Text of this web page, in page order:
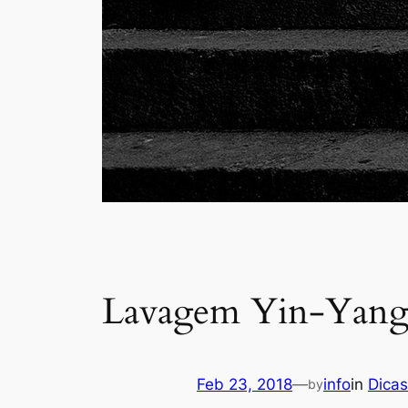
Lavagem Yin-Yang
Feb 23, 2018—byinfoin Dicas